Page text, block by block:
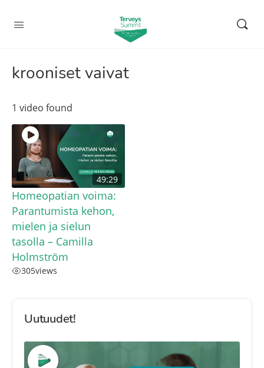
krooniset vaivat
1 video found
49:29
Homeopatian voima:
Parantumista kehon,
mielen ja sielun
tasolla – Camilla
Holmström
305views
Uutuudet!